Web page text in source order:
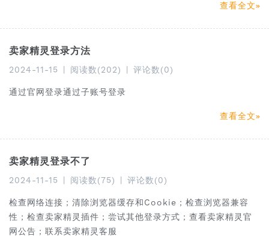
查看全文
卖家精灵登录方法
2024-11-15 阅读数(202) 评论数(0)
通过官网登录通过子账号登录
查看全文
卖家精灵登录不了
2024-11-15 阅读数(75) 评论数(0)
检查网络连接；清除浏览器缓存和Cookie；检查浏览器兼容
性；检查卖家精灵插件；尝试其他登录方式；查看卖家精灵官
网公告；联系卖家精灵客服